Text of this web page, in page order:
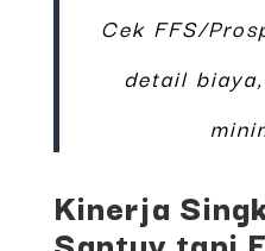
Cek FFS/
detail
Kinerja